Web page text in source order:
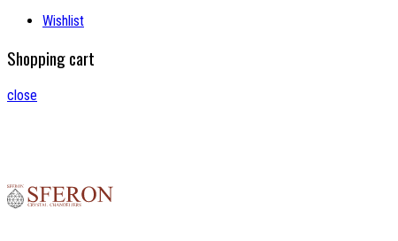
Wishlist
Shopping cart
close